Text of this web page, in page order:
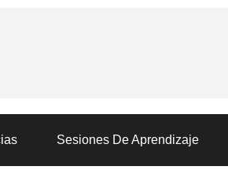
Sesiones De Aprendizaje